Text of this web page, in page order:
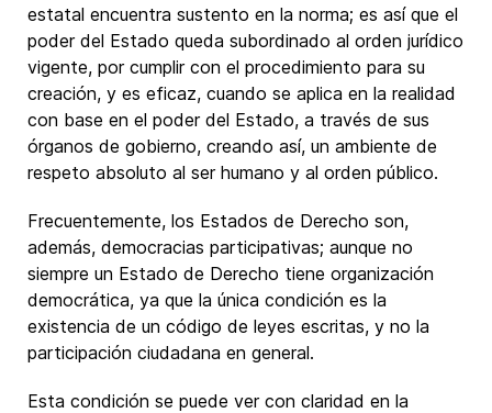
estatal encuentra sustento en la norma; es así que el
poder del Estado queda subordinado al orden jurídico
vigente, por cumplir con el procedimiento para su
creación, y es eficaz, cuando se aplica en la realidad
con base en el poder del Estado, a través de sus
órganos de gobierno, creando así, un ambiente de
respeto absoluto al ser humano y al orden público.
Frecuentemente, los Estados de Derecho son,
además, democracias participativas; aunque no
siempre un Estado de Derecho tiene organización
democrática, ya que la única condición es la
existencia de un código de leyes escritas, y no la
participación ciudadana en general.
Esta condición se puede ver con claridad en la